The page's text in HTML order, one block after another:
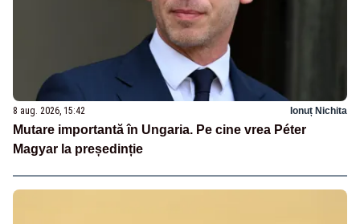
8 aug. 2026, 15:42 Ionuț Nichita
Mutare importantă în Ungaria. Pe cine vrea Péter
Magyar la președinție